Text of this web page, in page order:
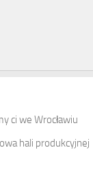
ci we Wrocławiu
hali produkcyjnej